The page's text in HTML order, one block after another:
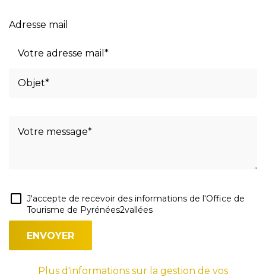
Adresse mail
J'accepte de recevoir des informations de l'Office de
Tourisme de Pyrénées2vallées
Plus d'informations sur la gestion de vos